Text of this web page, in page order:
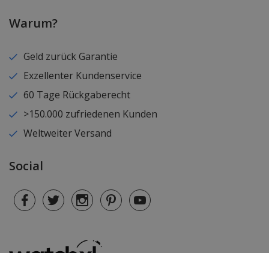
Warum?
Geld zurück Garantie
Exzellenter Kundenservice
60 Tage Rückgaberecht
>150.000 zufriedenen Kunden
Weltweiter Versand
Social